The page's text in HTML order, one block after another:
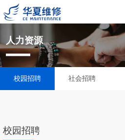
人力资源
校园招聘 社会招聘
校园招聘